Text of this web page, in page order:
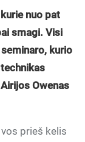
nuo pat
smagi. Visi
kurio
Owenas
prieš kelis